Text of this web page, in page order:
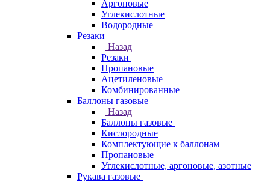
Аргоновые
Углекислотные
Водородные
Резаки
Назад
Резаки
Пропановые
Ацетиленовые
Комбинированные
Баллоны газовые
Назад
Баллоны газовые
Кислородные
Комплектующие к баллонам
Пропановые
Углекислотные, аргоновые, азотные
Рукава газовые